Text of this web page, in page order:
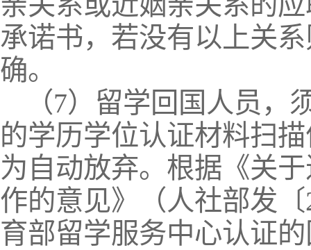
承诺书，若没有以上关
确。
（7）留学回国人员
的学历学位认证材料扫
为自动放弃。根据《关
作的意见》（人社部发
育部留学服务中心认证